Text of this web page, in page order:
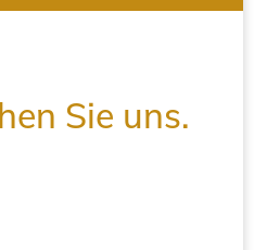
Sie uns.